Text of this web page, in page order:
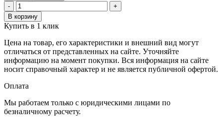
-
+
В корзину
Купить в 1 клик
Цена на товар, его характеристики и внешний вид могут
отличаться от представленных на сайте. Уточняйте
информацию на момент покупки. Вся информация на сайте
носит справочный характер и не является публичной офертой.
Оплата
Мы работаем только с юридическими лицами по
безналичному расчету.